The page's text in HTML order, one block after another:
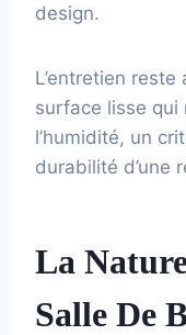
design.
L’entretien
surface lisse qui
l’humidité, un
durabilité d’une
La
Salle De